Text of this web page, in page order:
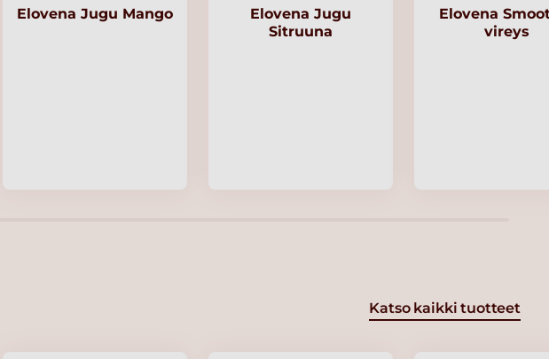
Elovena Jugu Mango
Elovena Jugu
Sitruuna
Elovena
vireys
Katso kaikki tuotteet